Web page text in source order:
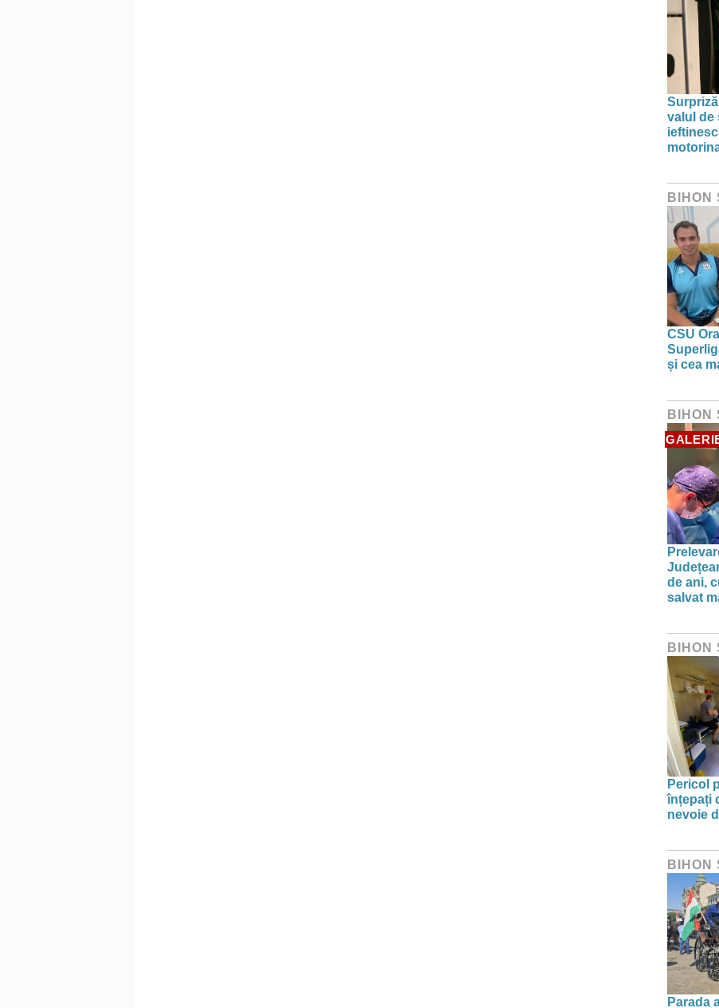
valul de
BIHON
CSU
și cea
BIHON
de ani,
salvat
BIHON
Pericol
înțepați
nevoie
BIHON
Parada